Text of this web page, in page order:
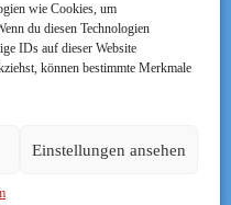
wie Cookies, um
du diesen Technologien
IDs auf dieser Website
können bestimmte Merkmale
Einstellungen ansehen